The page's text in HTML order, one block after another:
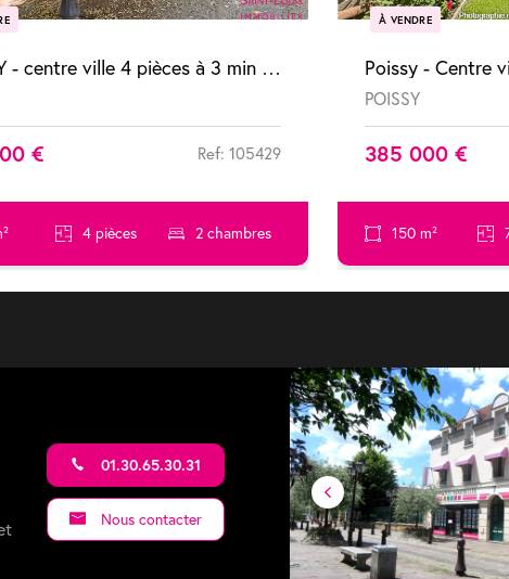
POISSY - centre ville 4 pièces à 3 min de la gare dans résidence de standing
€ Ref: 105429
4 pièces 2 chambres
À VENDRE
POISSY
385 000 €
150 m²
01.30.65.30.31
Nous contacter